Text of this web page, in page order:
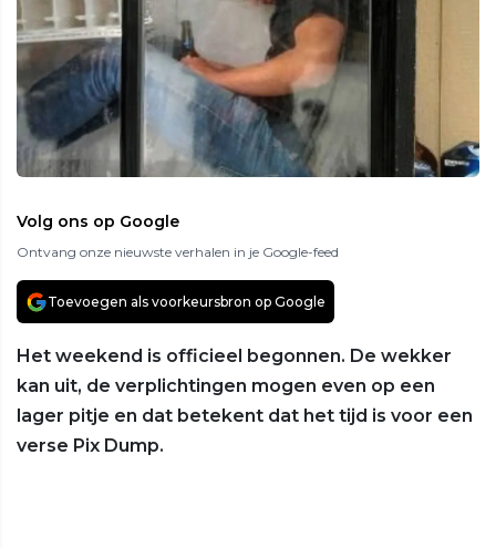
Volg ons op Google
Ontvang onze nieuwste verhalen in je Google-feed
Toevoegen als voorkeursbron op Google
Het weekend is officieel begonnen. De wekker
kan uit, de verplichtingen mogen even op een
lager pitje en dat betekent dat het tijd is voor een
verse Pix Dump.